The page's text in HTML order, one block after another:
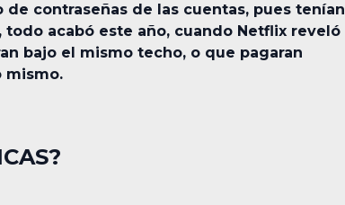
contraseñas de las cuentas, pues tenían
acabó este año, cuando Netflix reveló
bajo el mismo techo, o que pagaran
mismo.